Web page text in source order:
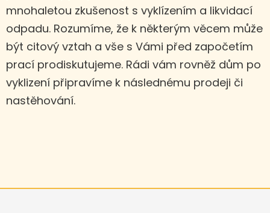
mnohaletou zkušenost s vyklízením a likvidací
odpadu. Rozumíme, že k některým věcem může
být citový vztah a vše s Vámi před započetím
prací prodiskutujeme. Rádi vám rovněž dům po
vyklizení připravíme k následnému prodeji či
nastěhování.